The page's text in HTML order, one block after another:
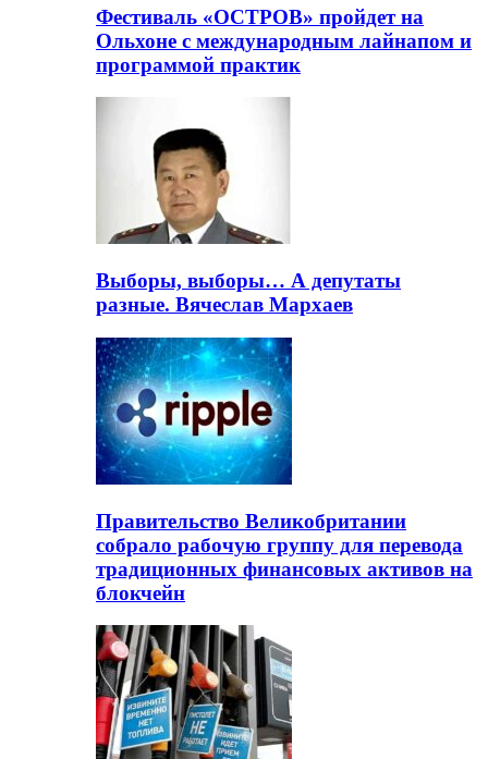
Фестиваль «ОСТРОВ» пройдет на
Ольхоне с международным лайнапом и
программой практик
Выборы, выборы… А депутаты
разные. Вячеслав Мархаев
Правительство Великобритании
собрало рабочую группу для перевода
традиционных финансовых активов на
блокчейн